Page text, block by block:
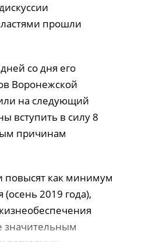
прошли
со дня его
Воронежской
на следующий
вступить в силу 8
причинам
повысят как минимум
2019 года),
значительным